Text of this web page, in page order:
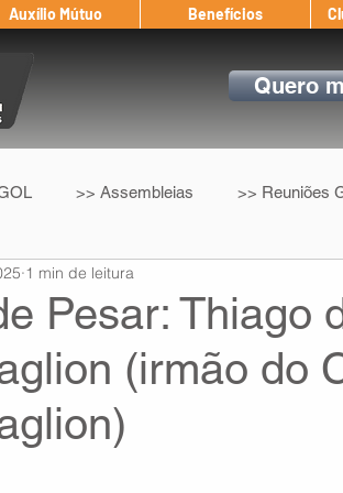
Auxílio Mútuo Benefícios
Quero
>> Assembleias >> Reuniões
>> Convenção Coletiva
Window Auxílio Mútuo
Pesar: Thiago
(irmão do
1 min de leitura